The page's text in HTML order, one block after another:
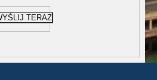
TERAZ